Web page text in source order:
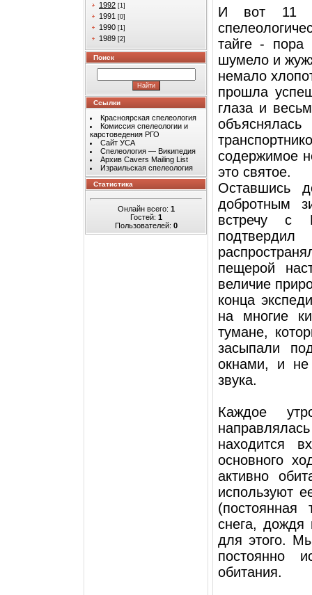
1992 [1]
1991 [0]
1990 [1]
1989 [2]
Поиск
Ссылки
Красноярская спелеология
Комиссия спелеологии и
карстоведения РГО
Сайт УСА
Спелеология — Википедия
Архив Cavers Mailing List
Израильская спелеология
Статистика
Онлайн всего: 1
Гостей: 1
Пользователей: 0
И вот 11
тайге - пора
шумело и
немало
прошла
глаза и
содержимое
это святое.
Оставшись
добротным
встречу с
пещерой
величие
конца
на многие
тумане,
засыпали
окнами, и не
звука.
Каждое
находится
основного
активно
используют
(постоянная
снега, дождя
для этого.
постоянно
обитания.